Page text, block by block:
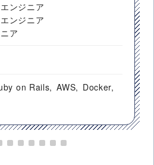
ンジニア
ンジニア
ア
on Rails AWS
Docker